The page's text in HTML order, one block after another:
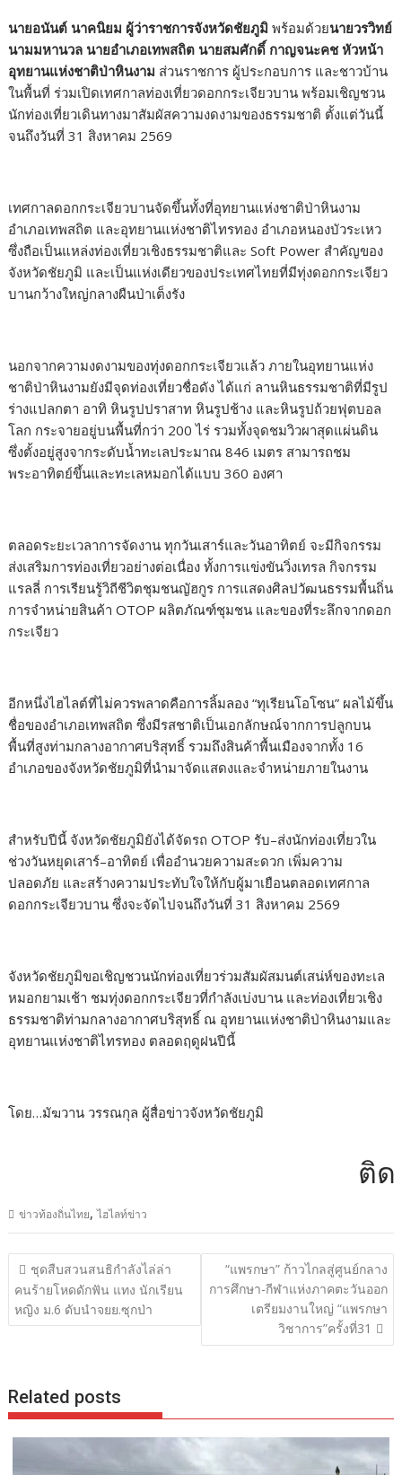
นายอนันต์ นาคนิยม ผู้ว่าราชการจังหวัดชัยภูมิ พร้อมด้วยนายวรวิทย์
นามมหานวล นายอำเภอเทพสถิต นายสมศักดิ์ กาญจนะคช หัวหน้า
อุทยานแห่งชาติป่าหินงาม ส่วนราชการ ผู้ประกอบการ และชาวบ้าน
ในพื้นที่ ร่วมเปิดเทศกาลท่องเที่ยวดอกกระเจียวบาน พร้อมเชิญชวน
นักท่องเที่ยวเดินทางมาสัมผัสความงดงามของธรรมชาติ ตั้งแต่วันนี้
จนถึงวันที่ 31 สิงหาคม 2569
เทศกาลดอกกระเจียวบานจัดขึ้นทั้งที่อุทยานแห่งชาติป่าหินงาม
อำเภอเทพสถิต และอุทยานแห่งชาติไทรทอง อำเภอหนองบัวระเหว
ซึ่งถือเป็นแหล่งท่องเที่ยวเชิงธรรมชาติและ Soft Power สำคัญของ
จังหวัดชัยภูมิ และเป็นแห่งเดียวของประเทศไทยที่มีทุ่งดอกกระเจียว
บานกว้างใหญ่กลางผืนป่าเต็งรัง
นอกจากความงดงามของทุ่งดอกกระเจียวแล้ว ภายในอุทยานแห่ง
ชาติป่าหินงามยังมีจุดท่องเที่ยวชื่อดัง ได้แก่ ลานหินธรรมชาติที่มีรูป
ร่างแปลกตา อาทิ หินรูปปราสาท หินรูปช้าง และหินรูปถ้วยฟุตบอล
โลก กระจายอยู่บนพื้นที่กว่า 200 ไร่ รวมทั้งจุดชมวิวผาสุดแผ่นดิน
ซึ่งตั้งอยู่สูงจากระดับน้ำทะเลประมาณ 846 เมตร สามารถชม
พระอาทิตย์ขึ้นและทะเลหมอกได้แบบ 360 องศา
ตลอดระยะเวลาการจัดงาน ทุกวันเสาร์และวันอาทิตย์ จะมีกิจกรรม
ส่งเสริมการท่องเที่ยวอย่างต่อเนื่อง ทั้งการแข่งขันวิ่งเทรล กิจกรรม
แรลลี่ การเรียนรู้วิถีชีวิตชุมชนญัฮกูร การแสดงศิลปวัฒนธรรมพื้นถิ่น
การจำหน่ายสินค้า OTOP ผลิตภัณฑ์ชุมชน และของที่ระลึกจากดอก
กระเจียว
อีกหนึ่งไฮไลต์ที่ไม่ควรพลาดคือการลิ้มลอง “ทุเรียนโอโซน” ผลไม้ขึ้น
ชื่อของอำเภอเทพสถิต ซึ่งมีรสชาติเป็นเอกลักษณ์จากการปลูกบน
พื้นที่สูงท่ามกลางอากาศบริสุทธิ์ รวมถึงสินค้าพื้นเมืองจากทั้ง 16
อำเภอของจังหวัดชัยภูมิที่นำมาจัดแสดงและจำหน่ายภายในงาน
สำหรับปีนี้ จังหวัดชัยภูมิยังได้จัดรถ OTOP รับ–ส่งนักท่องเที่ยวใน
ช่วงวันหยุดเสาร์–อาทิตย์ เพื่ออำนวยความสะดวก เพิ่มความ
ปลอดภัย และสร้างความประทับใจให้กับผู้มาเยือนตลอดเทศกาล
ดอกกระเจียวบาน ซึ่งจะจัดไปจนถึงวันที่ 31 สิงหาคม 2569
จังหวัดชัยภูมิขอเชิญชวนนักท่องเที่ยวร่วมสัมผัสมนต์เสน่ห์ของทะเล
หมอกยามเช้า ชมทุ่งดอกกระเจียวที่กำลังเบ่งบาน และท่องเที่ยวเชิง
ธรรมชาติท่ามกลางอากาศบริสุทธิ์ ณ อุทยานแห่งชาติป่าหินงามและ
อุทยานแห่งชาติไทรทอง ตลอดฤดูฝนปีนี้
โดย…มัฆวาน วรรณกุล ผู้สื่อข่าวจังหวัดชัยภูมิ
ติดต่
ข่าวท้องถิ่นไทย,ไฮไลท์ข่าว
แนะแนว
เรื่อง
ชุดสืบสวนสนธิกำลังไล่ล่า
คนร้ายโหดดักฟัน แทง นักเรียน
หญิง ม.6 ดับนำจยย.ซุกป่า
“แพรกษา” ก้าวไกลสู่ศูนย์กลาง
การศึกษา-กีฬาแห่งภาคตะวันออก
เตรียมงานใหญ่ “แพรกษา
วิชาการ”ครั้งที่31
Related posts